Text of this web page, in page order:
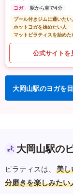
ヨガ
駅から車で4分
プール付きジムに通いたい
ホットヨガを始めたい人
マットピラティスを始めた
公式サイトを
大岡山駅のヨガを
大岡山駅の
ピラティスは、 美し
分磨きを楽しみたい